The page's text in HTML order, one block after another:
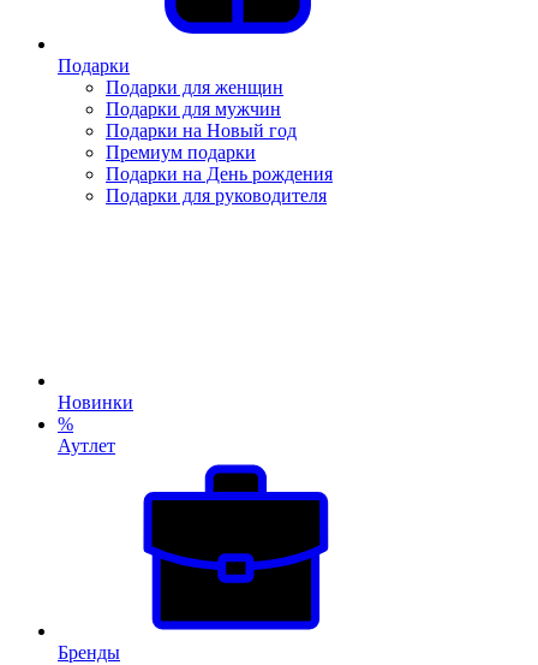
Подарки
Подарки для женщин
Подарки для мужчин
Подарки на Новый год
Премиум подарки
Подарки на День рождения
Подарки для руководителя
Новинки
%
Аутлет
Бренды